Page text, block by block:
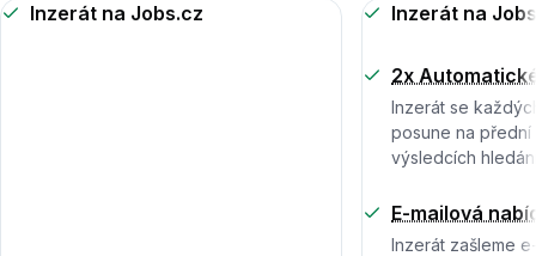
Inzerát na Jobs.cz Inzerát na
2x
Inzerát se
posune na přední
výsledcích
E-mailová
Inzerát zašleme